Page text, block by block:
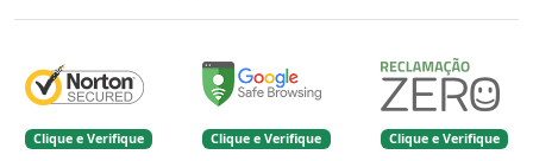
Clique e Verifique Clique e Verifique Clique e Verifique